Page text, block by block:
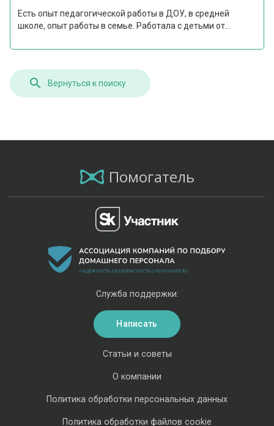
Есть опыт педагогической работы в ДОУ, в средней
школе, опыт работы в семье. Работала с детьми от...
Вернуться к поиску
Помогатель
Статьи и советы
О компании
Политика обработки персональных данных
Политика обработки файлов cookie
Служба поддержки:
Написать